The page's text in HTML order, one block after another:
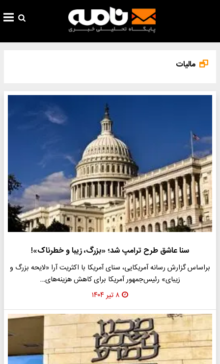
مالیات
سنا عاشق طرح ترامپ شد؛ «بزرگ، زیبا و خطرناک»!
براساس گزارش رسانه آمریکایی، سنای آمریکا با اکثریت آرا «لایحه بزرگ و
زیبای» رئیس‌جمهور آمریکا برای کاهش هزینه‌های…
۸ تیر ۱۴۰۴